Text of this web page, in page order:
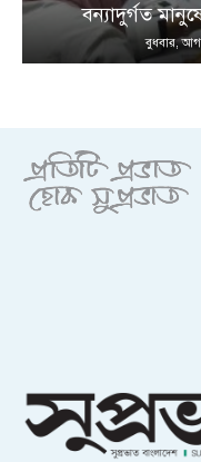
বন্যাদুর্গত
বুধবার,